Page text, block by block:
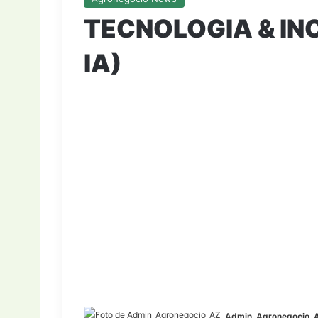
TECNOLOGIA &
IA)